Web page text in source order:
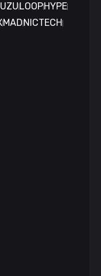
LOOPHYPE
MAD NICTECH